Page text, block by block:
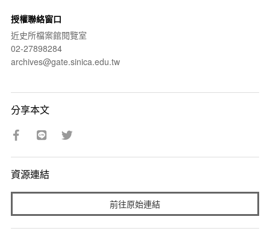
授權聯絡窗口
近史所檔案館閱覽室
02-27898284
archives@gate.sinica.edu.tw
分享本文
資源連結
前往原始連結